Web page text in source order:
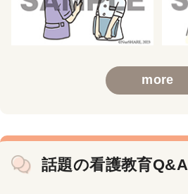
more
話題の看護教育Q&A